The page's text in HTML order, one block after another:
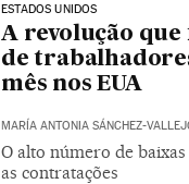
ESTADOS UNIDOS
A revolução
de
mês nos EUA
MARÍA ANTONIA SÁNCHEZ-
O alto número de
as contratações